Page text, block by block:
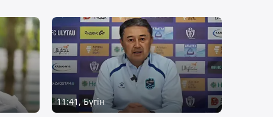
11:41, Бүгін